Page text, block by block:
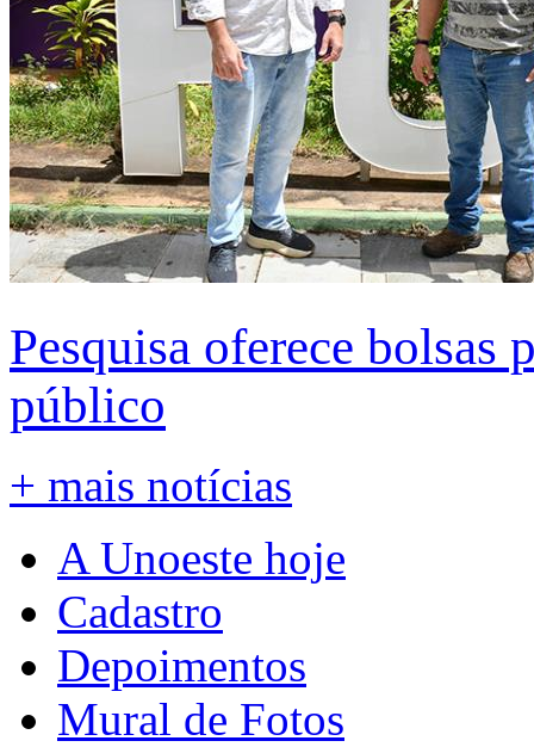
Pesquisa oferece bolsas
público
+ mais notícias
A Unoeste hoje
Cadastro
Depoimentos
Mural de Fotos